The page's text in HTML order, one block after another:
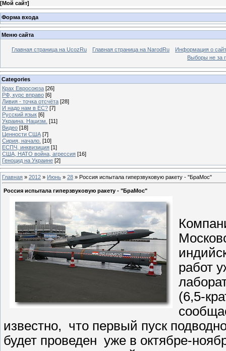
[Мой сайт]
Форма входа
Меню сайта
Главная страница на UcozRu Главная страница на NarodRu
Информация о
Выборы не за
Categories
Крах Евросоюза [26]
РФ, курс вправо [6]
Ливия - точка отсчёта [28]
И надо нам в ЕС? [7]
Русский язык [6]
Украина. Нацизм. [11]
Видео [18]
Ценности США [7]
Сирия, начало. [10]
ЕСПЧ, инквизиция [1]
США, НАТО война, агрессия [16]
Геноцид на Украине [2]
Главная » 2012 » Июнь » 28 » Россия испытала гиперзвуковую ракету - "БраМос"
Россия испытала гиперзвуковую ракету - "БраМос"
работ
(6,5-
известно, что первый пуск
будет проведен уже в октябре-